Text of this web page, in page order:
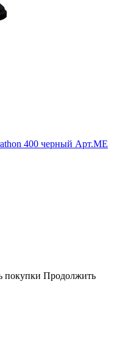
400 черный Арт.ME
покупки Продолжить